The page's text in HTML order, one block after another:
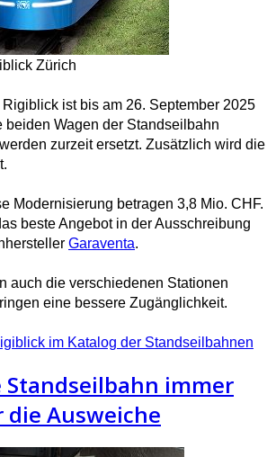
Zürich
ist bis am 26. September 2025
beiden Wagen der Standseilbahn
zurzeit ersetzt. Zusätzlich wird die
Modernisierung betragen 3,8 Mio. CHF.
beste Angebot in der Ausschreibung
Garaventa.
auch die verschiedenen Stationen
eine bessere Zugänglichkeit.
im Katalog der Standseilbahnen
Standseilbahn immer
Ausweiche